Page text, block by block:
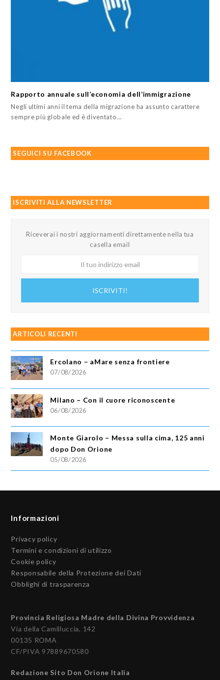
Rapporto annuale sull’economia dell’immigrazione
Negli ultimi anni il tema della migrazione ha assunto carattere
sempre più globale ed è diventato…
SEGUICI SU FACEBOOK
ISCRIVITI ALLA NEWSLETTER
Riceverai i nostri aggiornamenti direttamente nella tua
casella email
ISCRIVITI!
ARTICOLI RECENTI
Ercolano – aMare senza frontiere
07/08/2026
Milano – Con il cuore riconoscente
06/08/2026
Monte Giarolo – Messa sulla cima, 125 anni
dopo Don Orione
05/08/2026
Informazioni
Privacy policy
Termini e condizioni di utilizzo
Cookie policy
Responsabile della Protezione dei Dati
Obblighi di trasparenza
Provincia Religiosa Madre della Divina Provvidenza
Via della Camilluccia, 142
00135 ROMA
CF/PIVA 97889670580
Redazione Sito Don Orione Italia